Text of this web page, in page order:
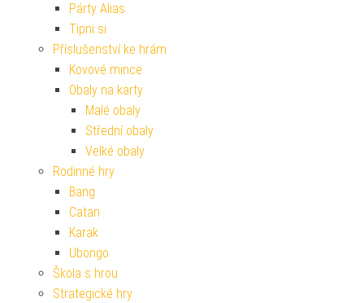
Párty Alias
Tipni si
Příslušenství ke hrám
Kovové mince
Obaly na karty
Malé obaly
Střední obaly
Velké obaly
Rodinné hry
Bang
Catan
Karak
Ubongo
Škola s hrou
Strategické hry